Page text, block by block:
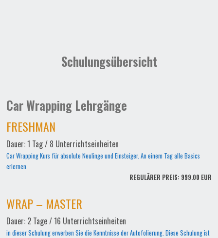
Schulungsübersicht
Car Wrapping Lehrgänge
FRESHMAN
Dauer: 1 Tag / 8 Unterrichtseinheiten
Car Wrapping Kurs für absolute Neulinge und Einsteiger. An einem Tag alle Basics
erlernen.
REGULÄRER PREIS: 999.00 EUR
WRAP – MASTER
Dauer: 2 Tage / 16 Unterrichtseinheiten
in dieser Schulung erwerben Sie die Kenntnisse der Autofolierung. Diese Schulung ist